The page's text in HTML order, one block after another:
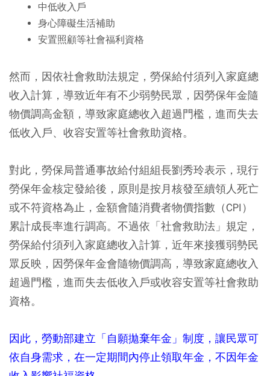
中低收入戶
身心障礙生活補助
安置照顧等社會福利資格
然而，因依社會救助法規定，勞保給付須列入家庭總
收入計算，導致近年有不少弱勢民眾，因勞保年金隨
物價調高金額，導致家庭總收入超過門檻，進而失去
低收入戶、收容安置等社會救助資格。
對此，勞保局普通事故給付組組長劉秀玲表示，現行
勞保年金核定發給後，原則是按月核發至續領人死亡
或不符資格為止，金額會隨消費者物價指數（CPI）
累計成長率進行調高。不過依「社會救助法」規定，
勞保給付須列入家庭總收入計算，近年來接獲弱勢民
眾反映，因勞保年金會隨物價調高，導致家庭總收入
超過門檻，進而失去低收入戶或收容安置等社會救助
資格。
因此，勞動部建立「自願拋棄年金」制度，讓民眾可
依自身需求，在一定期間內停止領取年金，不因年金